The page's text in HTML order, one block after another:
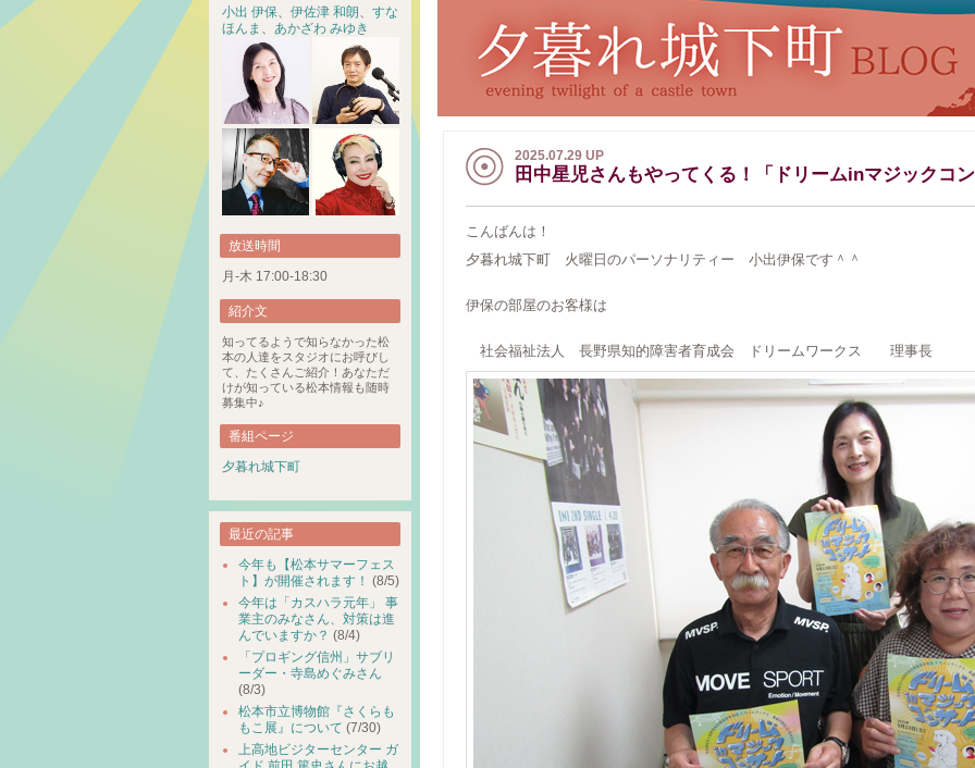
2025.07.29 UP
田中星児さんもやってくる！「ドリームinマジックコ
こんばんは！
夕暮れ城下町 火曜日のパーソナリティー 小出伊保です＾＾
伊保の部屋のお客様は
社会福祉法人 長野県知的障害者育成会 ドリームワークス 理事
小出 伊保、 伊佐津 和朗、 すな
ほんま 、 あかざわ みゆき
放送時間
月-木 17:00-18:30
紹介文
知ってるようで知らなかった松
本の人達をスタジオにお呼びし
て、たくさんご紹介！あなただ
けが知っている松本情報も随時
募集中♪
番組ページ
夕暮れ城下町
最近の記事
今年も【松本サマーフェス
ト】が開催されます！ (8/5)
今年は「カスハラ元年」 事
業主のみなさん、対策は進
んでいますか？ (8/4)
「プロギング信州」サブリ
ーダー・寺島めぐみさん
(8/3)
松本市立博物館『さくらも
もこ展』について (7/30)
上高地ビジターセンター ガ